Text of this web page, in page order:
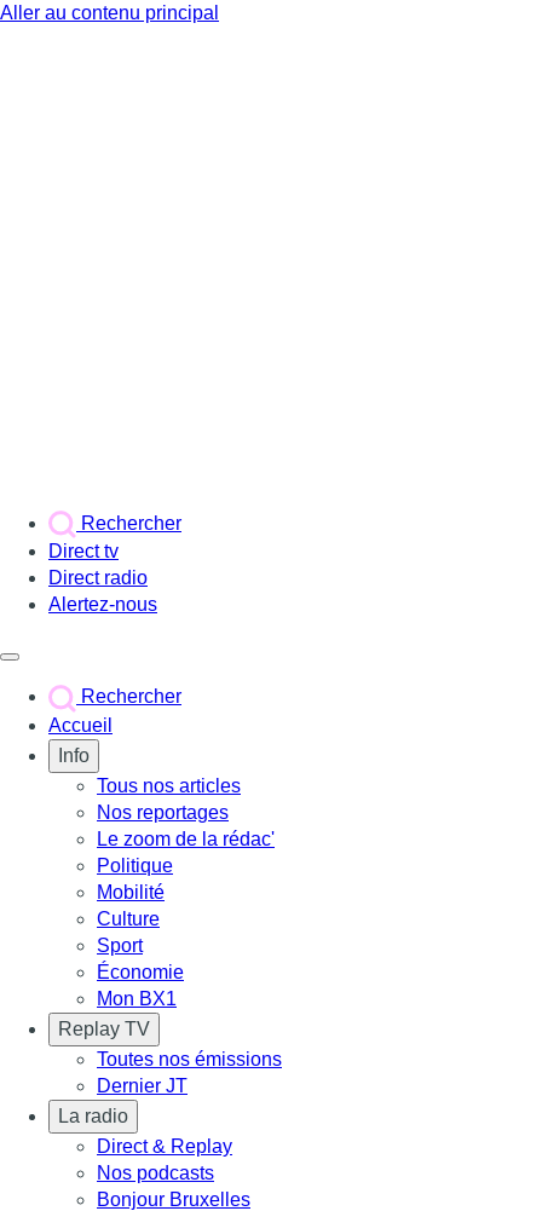
Aller au contenu principal
Rechercher
Direct tv
Direct radio
Alertez-nous
Rechercher
Accueil
Info
Tous nos articles
Nos reportages
Le zoom de la rédac'
Politique
Mobilité
Culture
Sport
Économie
Mon BX1
Replay TV
Toutes nos émissions
Dernier JT
La radio
Direct & Replay
Nos podcasts
Bonjour Bruxelles